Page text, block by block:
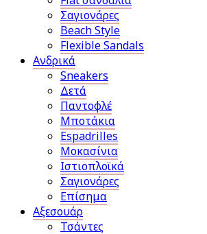
Σαγιονάρες
Beach Style
Flexible Sandals
Ανδρικά
Sneakers
Δετά
Παντοφλέ
Μποτάκια
Espadrilles
Μοκασίνια
Ιστιοπλοϊκά
Σαγιονάρες
Επίσημα
Αξεσουάρ
Τσάντες